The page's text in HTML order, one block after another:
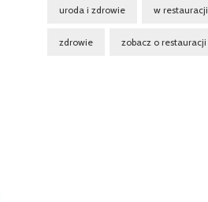
uroda i zdrowie w restauracji
zdrowie zobacz o restauracji